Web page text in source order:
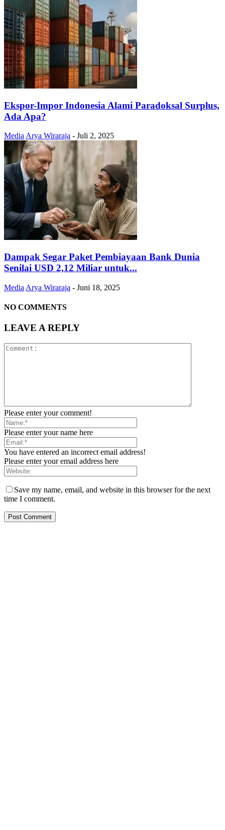
Ekspor-Impor Indonesia Alami Paradoksal Surplus,
Ada Apa?
Media Arya Wiraraja - Juli 2, 2025
Dampak Segar Paket Pembiayaan Bank Dunia
Senilai USD 2,12 Miliar untuk...
Media Arya Wiraraja - Juni 18, 2025
NO COMMENTS
LEAVE A REPLY
Please enter your comment!
Please enter your name here
You have entered an incorrect email address!
Please enter your email address here
Save my name, email, and website in this browser for the next
time I comment.